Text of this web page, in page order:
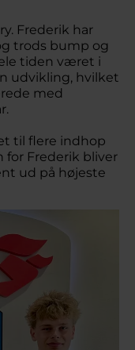
Frederik har
trods bump og
tiden været i
udvikling, hvilket
med
til flere indhop
for Frederik bliver
ud på højeste